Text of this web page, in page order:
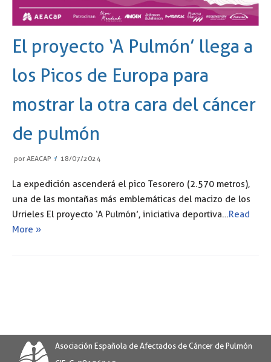
El proyecto ‘A Pulmón’ llega a
los Picos de Europa para
mostrar la otra cara del cáncer
de pulmón
por AEACAP 18/07/2024
La expedición ascenderá el pico Tesorero (2.570 metros),
una de las montañas más emblemáticas del macizo de los
Urrieles El proyecto ‘A Pulmón’, iniciativa deportiva…Read
More »
Asociación Española de Afectados de Cáncer de Pulmón